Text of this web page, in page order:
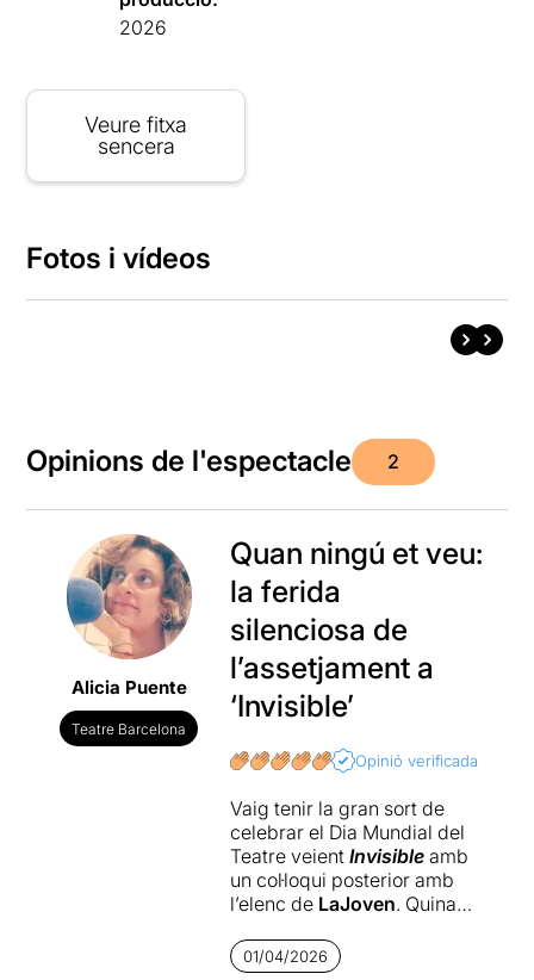
2026
Veure fitxa
sencera
Fotos i vídeos
Opinions de l'espectacle 2
Alicia Puente
Teatre Barcelona
Quan ningú et veu:
la ferida
silenciosa de
l’assetjament a
‘Invisible’
Opinió verificada
Vaig tenir la gran sort de
celebrar el Dia Mundial del
Teatre veient Invisibleamb
un col·loqui posterior amb
l’elenc de LaJoven. Quina
primera adaptació teatral
que s’ha fet de
01/04/2026